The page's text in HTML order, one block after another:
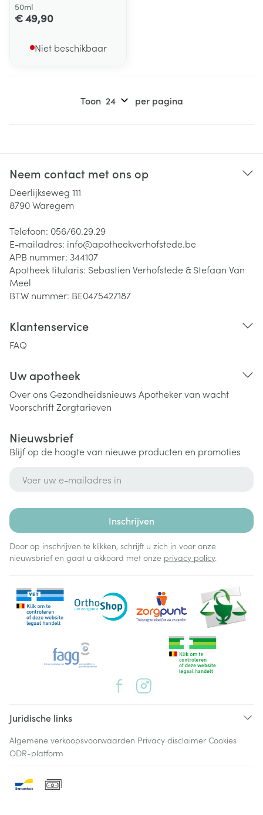
50ml
€ 49,90
Niet beschikbaar
Toon per pagina
Neem contact met ons op
Deerlijkseweg 111
8790Waregem
Telefoon: 056/60.29.29
E-mailadres: info@apotheekverhofstede.be
APB nummer: 344107
Apotheek titularis: Sebastien Verhofstede & Stefaan Van
Meel
BTW nummer: BE0475427187
Klantenservice
FAQ
Uw apotheek
Over ons Gezondheidsnieuws Apotheker van wacht
VoorschriftZorgtarieven
Nieuwsbrief
Blijf op de hoogte van nieuwe producten en promoties
Inschrijven
Door op inschrijven te klikken, schrijft u zich in voor onze
nieuwsbrief en gaat u akkoord met onze privacy policy.
Juridische links
Algemene verkoopsvoorwaarden Privacy disclaimer Cookies
ODR-platform